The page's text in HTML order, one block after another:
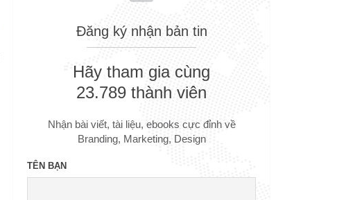
Đăng ký nhận bản tin
Hãy tham gia cùng
23.789 thành viên
Nhận bài viết, tài liệu, ebooks cực đỉnh về
Branding, Marketing, Design
TÊN BẠN